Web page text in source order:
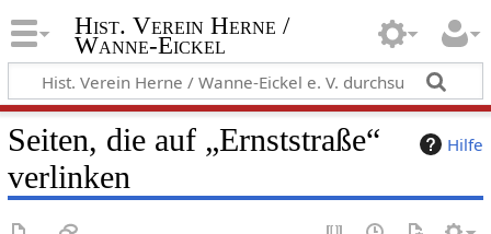
Hist. Verein Herne /
Wanne-Eickel
Hilfe
Seiten, die auf „Ernststraße“
verlinken